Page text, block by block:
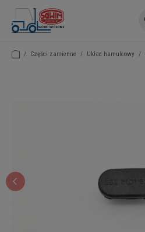
/ Części zamienne / Układ hamulcowy /